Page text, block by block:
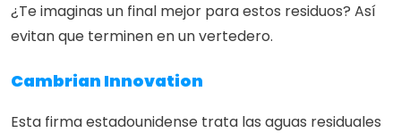
¿Te imaginas un final mejor para estos residuos? Así
evitan que terminen en un vertedero.
Cambrian Innovation
Esta firma estadounidense trata las aguas residuales